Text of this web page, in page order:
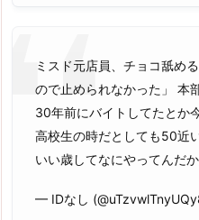
ミスド元店員、チョコ舐め
ので止められなかった」 本
30年前にバイトしてたとか
高校生の時だとしても50近
いい歳してなにやってんだか
— IDなし